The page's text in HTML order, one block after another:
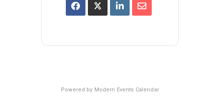
Powered by Modern Events Calendar